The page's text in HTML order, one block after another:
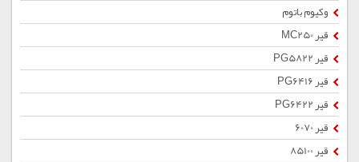
وکیوم باتوم
قیر MC250
قیر PG5822
قیر PG6416
قیر PG6422
قیر 6070
قیر 85100